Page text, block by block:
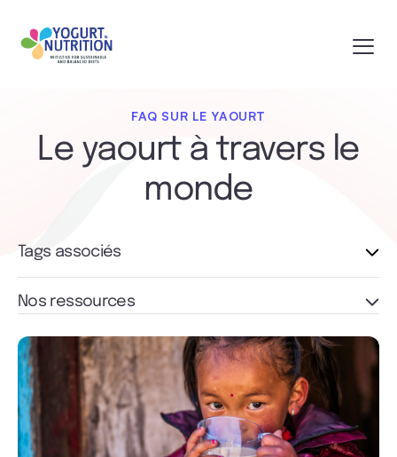
FAQ SUR LE YAOURT
Le yaourt à travers le
monde
Tags associés
Nos ressources